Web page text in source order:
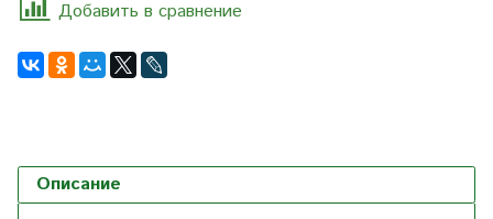
Добавить в сравнение
Описание